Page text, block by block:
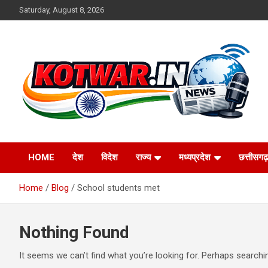
to
Saturday, August 8, 2026
kotwar.in
HOME देश विदेश राज्य मध्यप्रदेश छत्तीसगढ़
Home Blog School students met
Nothing Found
It seems we can’t find what you’re looking for. Perhaps